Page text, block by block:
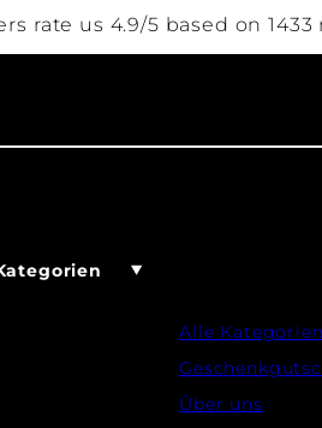
rate us 4.9/5 based on 1433
Alle Kategorien
Über uns